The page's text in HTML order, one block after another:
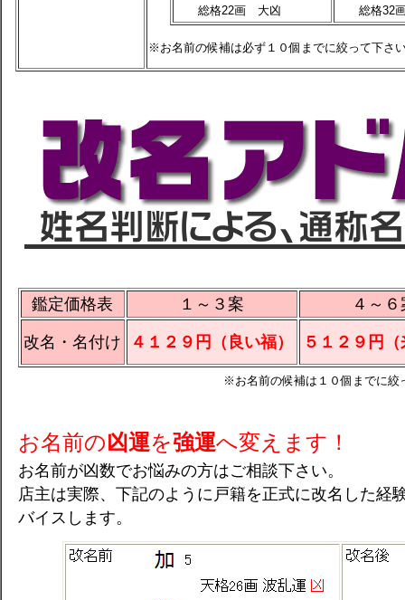
総格22画 大凶 総格32
※お名前の候補は必ず１０個までに絞って下さ
鑑定価格表 １～３案 ４～６
改名・名付け ４１２９円（良い福） ５１２９円
※お名前の候補は１０個までに絞
お名前の凶運を強運へ変えます！
お名前が凶数でお悩みの方はご相談下さい。
店主は実際、下記のように戸籍を正式に改名した経
バイスします。